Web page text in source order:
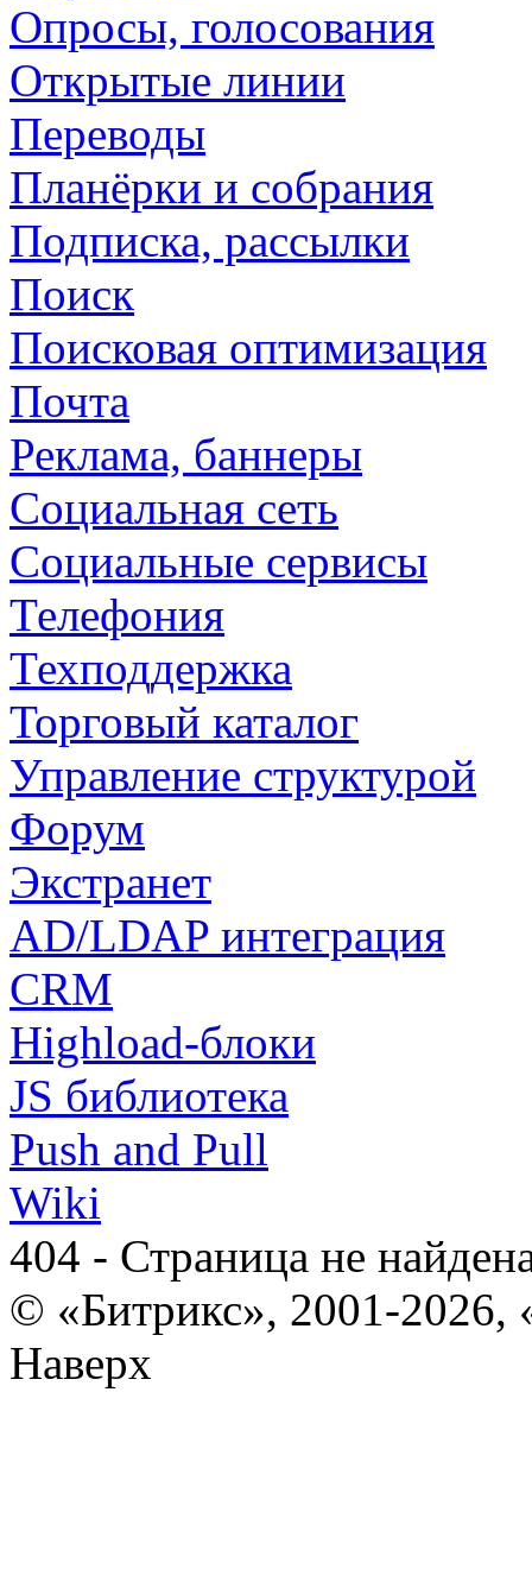
Опросы, голосования
Открытые линии
Переводы
Планёрки и собрания
Подписка, рассылки
Поиск
Поисковая оптимизация
Почта
Реклама, баннеры
Социальная сеть
Социальные сервисы
Телефония
Техподдержка
Торговый каталог
Управление структурой
Форум
Экстранет
AD/LDAP интеграция
CRM
Highload-блоки
JS библиотека
Push and Pull
Wiki
404 - Страница не
© «Битрикс», 2001-2026,
Наверх